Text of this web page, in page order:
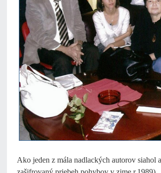
Ako jeden z mála nadlackých autorov siahol